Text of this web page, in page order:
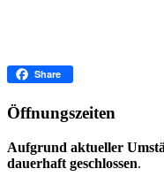
Facebook
Share
Öffnungszeiten
Aufgrund aktueller
dauerhaft geschlossen.